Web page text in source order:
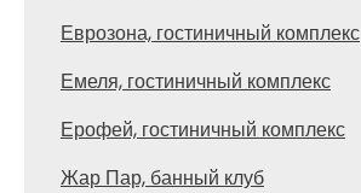
Еврозона, гостиничный комплекс
Емеля, гостиничный комплекс
Ерофей, гостиничный комплекс
Жар Пар, банный клуб